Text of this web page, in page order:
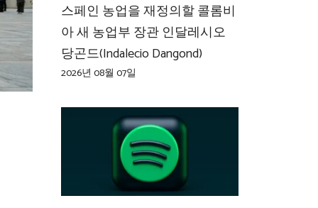
스페인 농업을 재정의할 콜롬비
아 새 농업부 장관 인달레시오
당곤드(Indalecio Dangond)
2026년 08월 07일